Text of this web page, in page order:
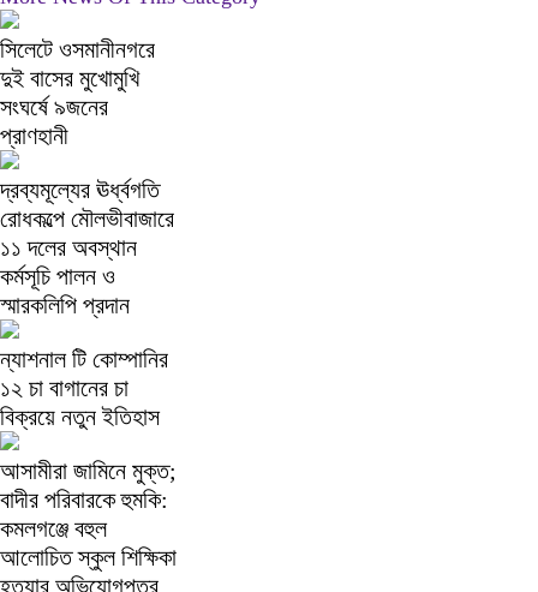
সিলেটে ওসমানীনগরে
দুই বাসের মুখোমুখি
সংঘর্ষে ৯জনের
প্রাণহানী
দ্রব্যমূল্যের ঊর্ধ্বগতি
রোধকল্পে মৌলভীবাজারে
১১ দলের অবস্থান
কর্মসূচি পালন ও
স্মারকলিপি প্রদান
ন্যাশনাল টি কোম্পানির
১২ চা বাগানের চা
বিক্রয়ে নতুন ইতিহাস
আসামীরা জামিনে মুক্ত;
বাদীর পরিবারকে হুমকি:
কমলগঞ্জে বহুল
আলোচিত স্কুল শিক্ষিকা
হত্যার অভিযোগপত্র